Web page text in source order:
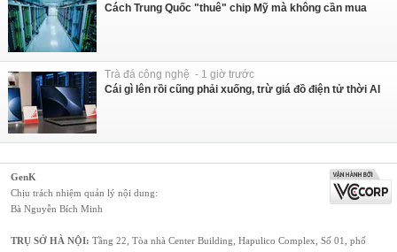
Cách Trung Quốc "thuê" chip Mỹ mà không cần mua
Trà đá công nghệ - 1 giờ trước
Cái gì lên rồi cũng phải xuống, trừ giá đồ điện tử thời AI
GenK
Chịu trách nhiệm quản lý nội dung:
Bà Nguyễn Bích Minh
TRỤ SỞ HÀ NỘI: Tầng 22, Tòa nhà Center Building, Hapulico Complex, Số 01, phố